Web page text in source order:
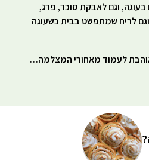
בעוגה, וגם לאבקת סוכר, פרג,
לריח שמתפשט בבית כשעוגה
אוהבת לעמוד מאחורי המצלמה…